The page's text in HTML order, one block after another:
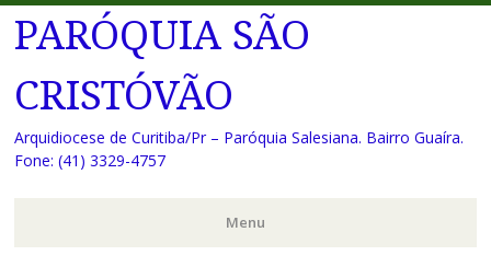
PARÓQUIA SÃO
CRISTÓVÃO
Arquidiocese de Curitiba/Pr – Paróquia Salesiana. Bairro Guaíra.
Fone: (41) 3329-4757
Menu